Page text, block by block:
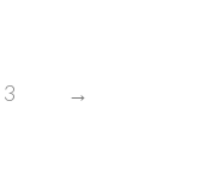
3 →